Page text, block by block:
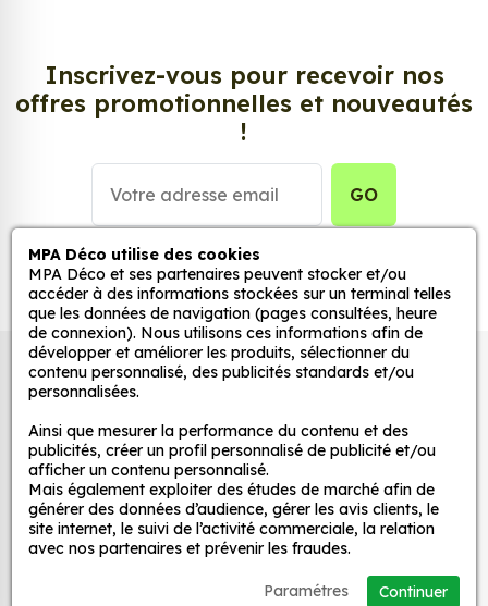
décorer votre intérieur ou votre véhicule.
Personnalisez la surface de votre choix avec nos
stickers muraux et stickers véhicule. Une solution
simple et rapide qui transforme toutes surfaces
lisses, propres et non poreuses.
Grâce à notre sélection de stickers et autocollants,
adaptez la décoration d’une pièce, d’une voiture,
d’un meuble, d’une porte et de toute autre surface,
et ce, à moindre coût et sans effort.
Quels sont les avantages de nos stickers
décoration ?
Une grande variété de motifs et de couleurs :
nos Jdm Drift! 2 sont disponibles dans une large
gamme de motifs et de couleurs, ce qui vous
permet de trouver le sticker parfait pour votre
décoration.
Une installation facile : nos stickers sont faciles
à installer, même pour les débutants. Il suffit de
Inscrivez-vous pour recevoir nos
offres promotionnelles et nouveautés
!
GO
Autocollants pour véhicules et stickers
MPA Déco
Nos services
MPA Déco utilise des cookies
MPA Déco et ses partenaires peuvent stocker et/ou
accéder à des informations stockées sur un terminal telles
que les données de navigation (pages consultées, heure
de connexion). Nous utilisons ces informations afin de
développer et améliorer les produits, sélectionner du
contenu personnalisé, des publicités standards et/ou
personnalisées.
Ainsi que mesurer la performance du contenu et des
publicités, créer un profil personnalisé de publicité et/ou
afficher un contenu personnalisé.
Mais également exploiter des études de marché afin de
générer des données d’audience, gérer les avis clients, le
site internet, le suivi de l’activité commerciale, la relation
avec nos partenaires et prévenir les fraudes.
Continuer
Paramétres